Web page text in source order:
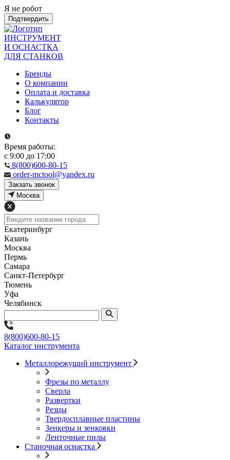
Я не робот
Подтвердить
ИНСТРУМЕНТ
И ОСНАСТКА
ДЛЯ СТАНКОВ
Бренды
О компании
Оплата и доставка
Калькулятор
Блог
Контакты
Время работы:
с 9:00 до 17:00
8(800)600-80-15
order-mctool@yandex.ru
Закзать звонок
Москва
Екатеринбург
Казань
Москва
Пермь
Самара
Санкт-Петербург
Тюмень
Уфа
Челябинск
8(800)600-80-15
Каталог инструмента
Металлорежущий инструмент
Фрезы по металлу
Сверла
Развертки
Резцы
Твердосплавные пластины
Зенкеры и зенковки
Ленточные пилы
Станочная оснастка